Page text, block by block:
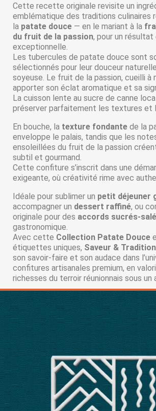
Cette recette originale revisite un
emblématique des traditions culinaires
la patate douce — en le mariant à la
du fruit de la passion, pour un résultat
exceptionnelle.
Les tubercules de patate douce sont
sélectionnés pour leur douceur
soyeuse. Le fruit de la passion, cueilli à
apporter son éclat aromatique et sa
La cuisson lente au sucre de canne
préserver parfaitement les textures et
En bouche, la texture fondante de la
enveloppe le palais, tandis que les
ensoleillées du fruit de la passion
subtil et gourmand.
Cette confiture s’inscrit dans une
exigeante, où créativité rime avec
Idéale pour sublimer un petit déjeuner
accompagner un dessert raffiné, ou
originale pour des accords sucrés-
gastronomique.
Avec cette Collection Patate Douce
étiquettes uniques, Saveur &
son savoir-faire et son audace dans
confitures artisanales premium, en
richesses du terroir réunionnais sous un